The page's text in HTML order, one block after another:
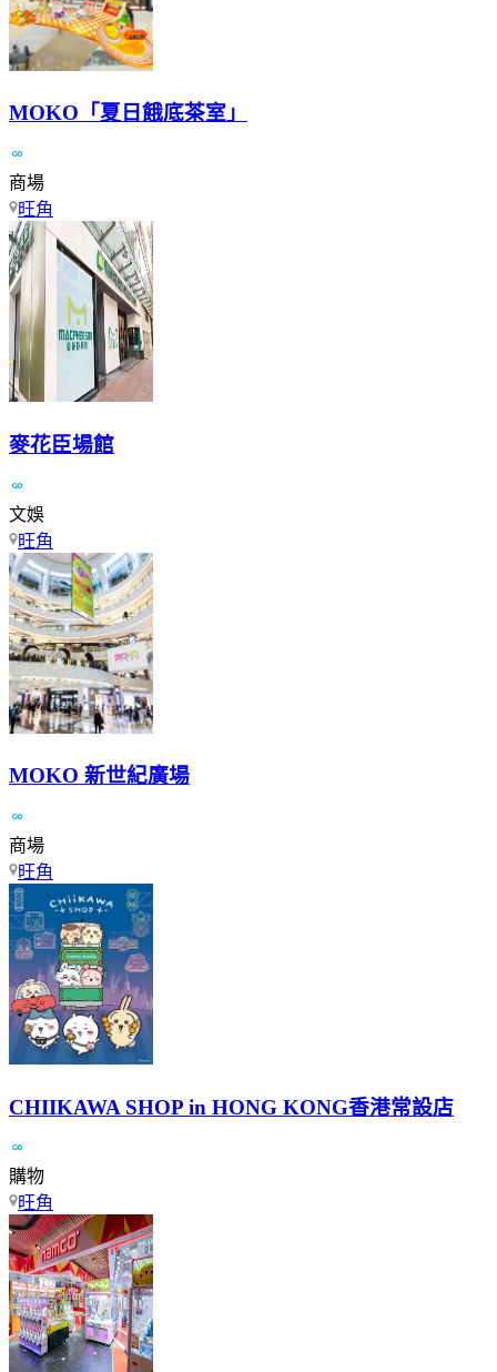
MOKO「夏日餓底茶室」
商場
旺角
麥花臣場館
文娛
旺角
MOKO 新世紀廣場
商場
旺角
CHIIKAWA SHOP in HONG KONG香港常設店
購物
旺角